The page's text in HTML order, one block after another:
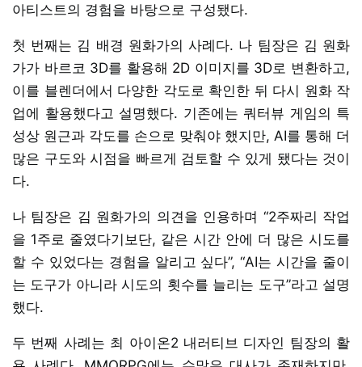
아티스트의 경험을 바탕으로 구성됐다.
첫 번째는 김 배경 원화가의 사례다. 나 팀장은 김 원화
가가 바르코 3D를 활용해 2D 이미지를 3D로 변환하고,
이를 블렌더에서 다양한 각도로 확인한 뒤 다시 원화 작
업에 활용했다고 설명했다. 기존에는 쿼터뷰 게임의 특
성상 원근과 각도를 손으로 맞춰야 했지만, AI를 통해 더
많은 구도와 시점을 빠르게 검토할 수 있게 됐다는 것이
다.
나 팀장은 김 원화가의 의견을 인용하며 “2주짜리 작업
을 1주로 줄였다기보단, 같은 시간 안에 더 많은 시도를
할 수 있었다는 경험을 알리고 싶다”, “AI는 시간을 줄이
는 도구가 아니라 시도의 횟수를 늘리는 도구”라고 설명
했다.
두 번째 사례는 최 아이온2 내러티브 디자인 팀장의 활